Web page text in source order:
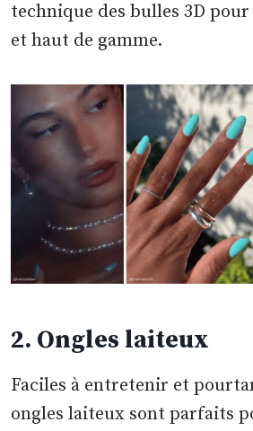
technique des bulles 3D
et haut de gamme.
2. Ongles laiteux
Faciles à entretenir et
ongles laiteux sont parfaits